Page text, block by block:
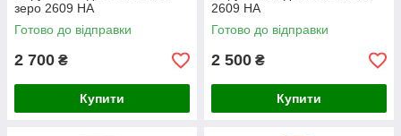
зеро 2609 НА
Готово до відправки
2 700 ₴
Купити
2609 НА
Готово до відправки
2 500 ₴
Купити